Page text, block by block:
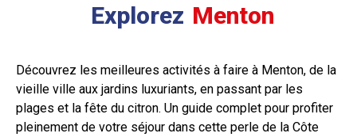
Explorez Menton
Découvrez les meilleures activités à faire à Menton, de la
vieille ville aux jardins luxuriants, en passant par les
plages et la fête du citron. Un guide complet pour profiter
pleinement de votre séjour dans cette perle de la Côte